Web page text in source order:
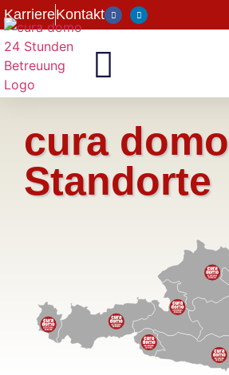
KarriereKontakt
cura domo
Standorte